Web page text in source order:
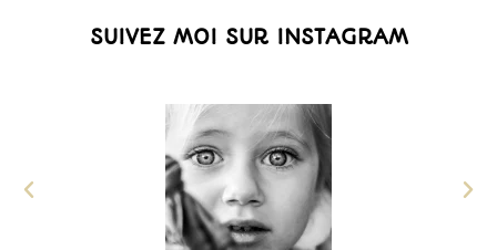
SUIVEZ MOI SUR INSTAGRAM